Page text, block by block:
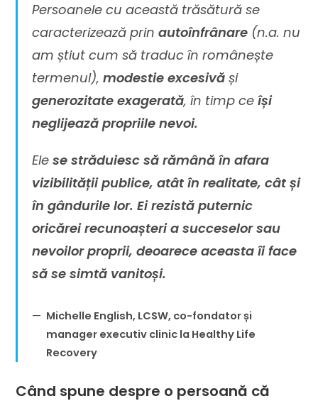
Persoanele cu această trăsătură se
caracterizează prinautoînfrânare (n.a. nu
am știut cum să traduc în românește
termenul),modestie excesivăși
generozitate exagerată, în timp ceîși
neglijează propriile nevoi.
Elese străduiesc să rămână în afara
vizibilității publice, atât în realitate, cât și
în gândurile lor. Ei rezistă puternic
oricărei recunoașteri a succeselor sau
nevoilor proprii, deoarece aceasta îi face
să se simtă vanitoși.
Michelle English, LCSW, co-fondator și
manager executiv clinic la Healthy Life
Recovery
Când spune despre o persoană că